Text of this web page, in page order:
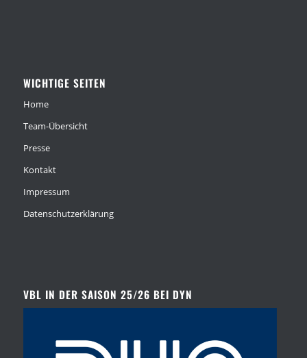
WICHTIGE SEITEN
Home
Team-Übersicht
Presse
Kontakt
Impressum
Datenschutzerklärung
VBL IN DER SAISON 25/26 BEI DYN